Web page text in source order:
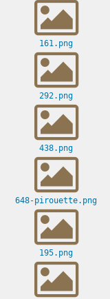
161.png
292.png
438.png
648-pirouette.png
195.png